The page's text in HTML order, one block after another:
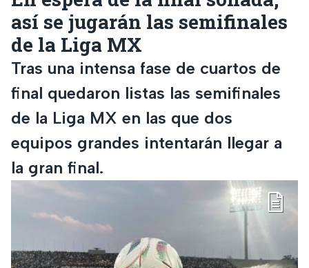
así se jugarán las semifinales
de la Liga MX
Tras una intensa fase de cuartos de
final quedaron listas las semifinales
de la Liga MX en las que dos
equipos grandes intentarán llegar a
la gran final.